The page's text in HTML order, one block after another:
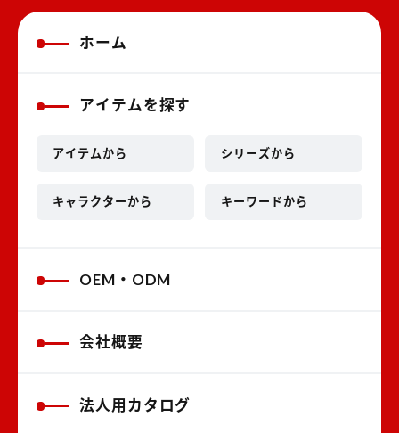
ホーム
アイテムを探す
アイテムから シリーズから
キャラクターから キーワードから
OEM・ODM
会社概要
法人用カタログ